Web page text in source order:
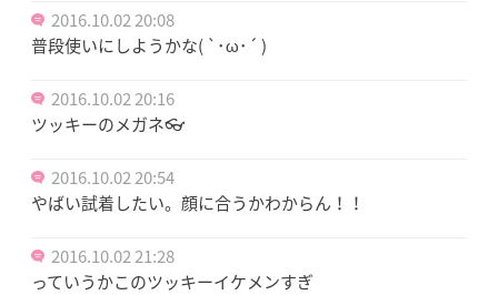
2016.10.02 20:08
普段使いにしようかな( `･ω･´ )
2016.10.02 20:16
ツッキーのメガネ👓
2016.10.02 20:54
やばい試着したい。顔に合うかわからん！！
2016.10.02 21:28
っていうかこのツッキーイケメンすぎ